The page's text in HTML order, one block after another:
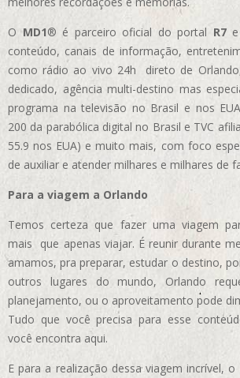
OMD1® é parceiro oficial do portal R7e
conteúdo, canais de informação,
como rádio ao vivo 24h direto de
dedicado, agência multi-destino mas
programa na televisão no Brasil e nos
200 da parabólica digital no Brasil e TVC
55.9 nos EUA) e muito mais, com foco
de auxiliar e atender milhares e milhares de
Para a viagem a Orlando
Temos certeza que fazer uma viagem
mais que apenas viajar. É reunir durante
amamos, pra preparar, estudar o destino,
outros lugares do mundo, Orlando
planejamento, ou o aproveitamento pode
Tudo que você precisa para esse
você encontra aqui.
E para a realização dessa viagem incrível,